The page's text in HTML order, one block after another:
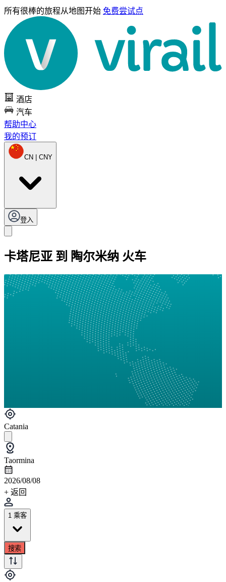
所有很棒的旅程从地图开始 免费尝试点
酒店
汽车
帮助中心
我的预订
CN | CNY
登入
卡塔尼亚 到 陶尔米纳 火车
Catania
Taormina
2026/08/08
+ 返回
1 乘客
搜索